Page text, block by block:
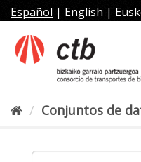
al
contenido
Español | English |
Conjuntos de